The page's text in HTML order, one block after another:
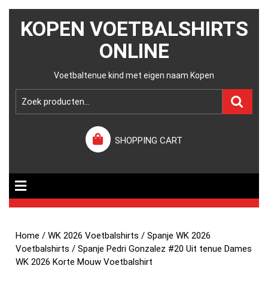
KOPEN VOETBALSHIRTS
ONLINE
Voetbaltenue kind met eigen naam Kopen
SHOPPING CART
Home /WK 2026 Voetbalshirts /Spanje WK 2026
Voetbalshirts / Spanje Pedri Gonzalez #20 Uit tenue Dames
WK 2026 Korte Mouw Voetbalshirt